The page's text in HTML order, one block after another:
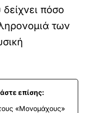
πόσο
των
επίσης:
«Μονομάχους»